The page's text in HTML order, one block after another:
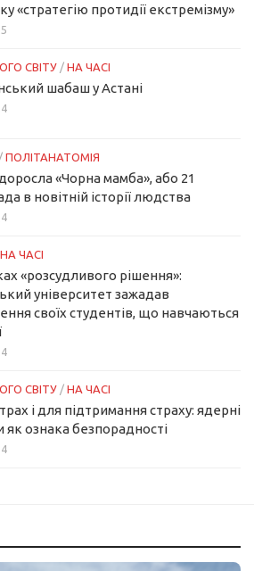
«стратегію протидії екстремізму»
СВІТУ / НА ЧАСІ
шабаш у Астані
/ ПОЛІТАНАТОМІЯ
«Чорна мамба», або 21
в новітній історії людства
НА ЧАСІ
«розсудливого рішення»:
університет зажадав
своїх студентів, що навчаються
СВІТУ / НА ЧАСІ
і для підтримання страху: ядерні
як ознака безпорадності